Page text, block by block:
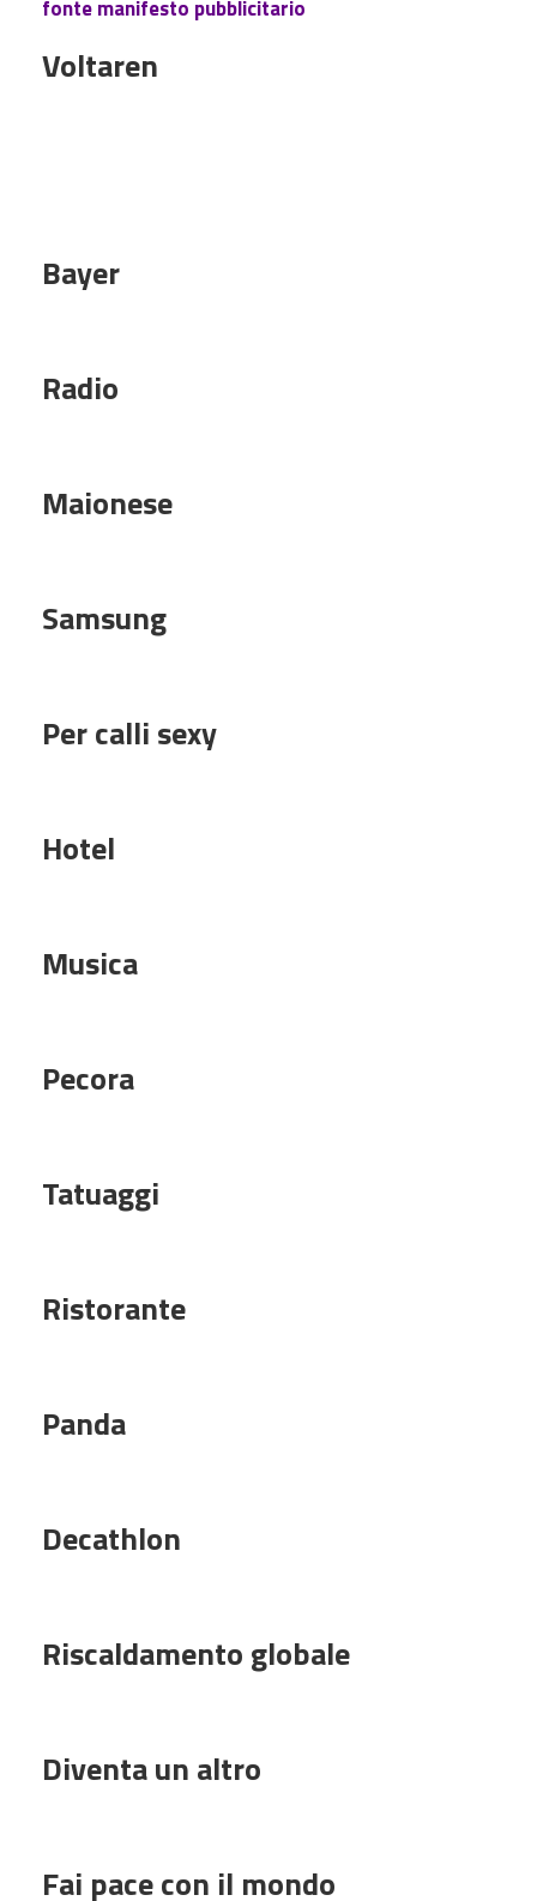
fonte manifesto pubblicitario
Voltaren
Bayer
Radio
Maionese
Samsung
Per calli sexy
Hotel
Musica
Pecora
Tatuaggi
Ristorante
Panda
Decathlon
Riscaldamento globale
Diventa un altro
Fai pace con il mondo